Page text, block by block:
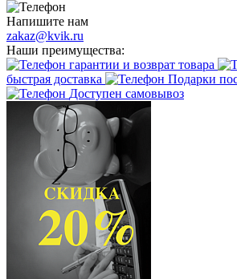
Напишите нам
zakaz@kvik.ru
Наши преимущества:
гарантии и возврат товара
быстрая доставка
Подарки
Доступен самовывоз